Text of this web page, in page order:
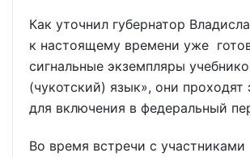
Как уточнил губернатор
к настоящему времени уже
сигнальные экземпляры
(чукотский) язык», они проходят
для включения в федеральный
Во время встречи с участниками